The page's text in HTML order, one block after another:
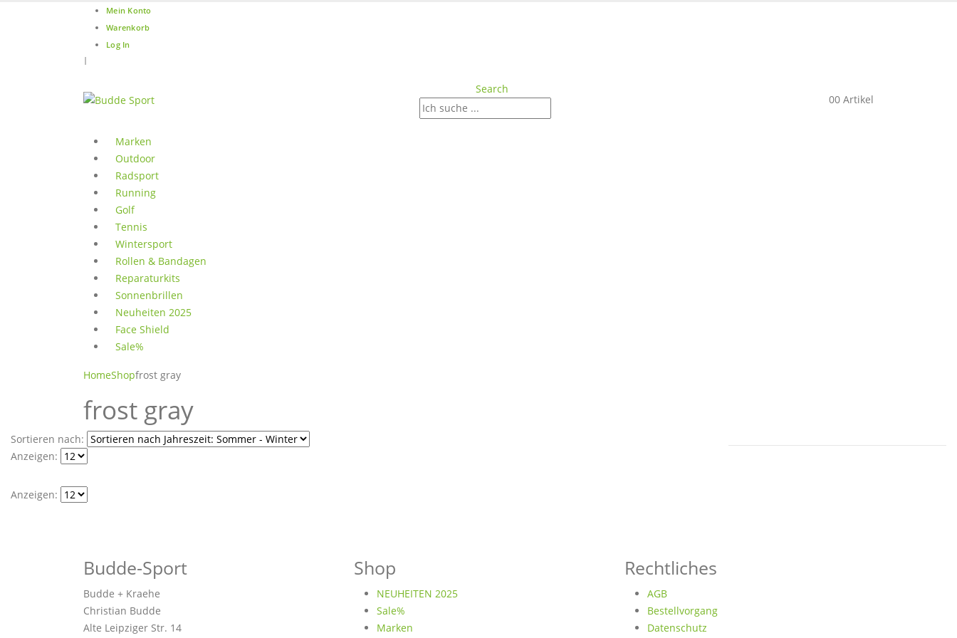
Mein Konto
Warenkorb
Log In
|
Search
00 Artikel
Marken
Outdoor
Radsport
Running
Golf
Tennis
Wintersport
Rollen & Bandagen
Reparaturkits
Sonnenbrillen
Neuheiten 2025
Face Shield
Sale%
HomeShopfrost gray
frost gray
Sortieren nach:
Anzeigen:
Anzeigen:
Budde-Sport
Budde + Kraehe
Christian Budde
Alte Leipziger Str. 14
Shop
NEUHEITEN 2025
Sale%
Marken
Rechtliches
AGB
Bestellvorgang
Datenschutz